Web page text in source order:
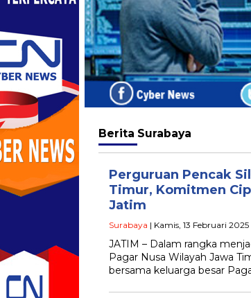
Berita Surabaya
Perguruan Pencak
Timur, Komitmen
Jatim
Surabaya | Kamis, 13 Februari
JATIM – Dalam rangka
Pagar Nusa Wilayah Jawa
bersama keluarga besar